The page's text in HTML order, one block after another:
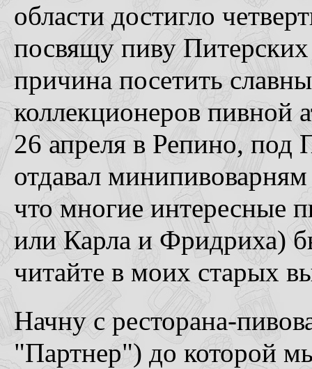
области достигло
посвящу пиву
причина посетить
коллекционеров пивной
26 апреля в Репино, под
отдавал
что многие интересные
или Карла и Фридриха)
читайте в моих старых
Начну с ресторана-
"Партнер") до которой